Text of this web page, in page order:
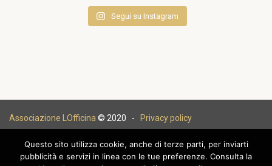
Segui su Instagram
Associazione LOfficina © 2020 - Privacy policy
Questo sito utilizza cookie, anche di terze parti, per inviarti
pubblicità e servizi in linea con le tue preferenze. Consulta la